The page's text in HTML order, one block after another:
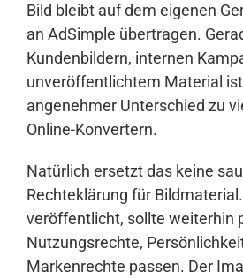
Bild bleibt auf dem eigenen
an AdSimple übertragen.
Kundenbildern, internen
unveröffentlichtem Material
angenehmer Unterschied zu
Online-Konvertern.
Natürlich ersetzt das keine
Rechteklärung für
veröffentlicht, sollte weiterhin
Nutzungsrechte,
Markenrechte passen. Der